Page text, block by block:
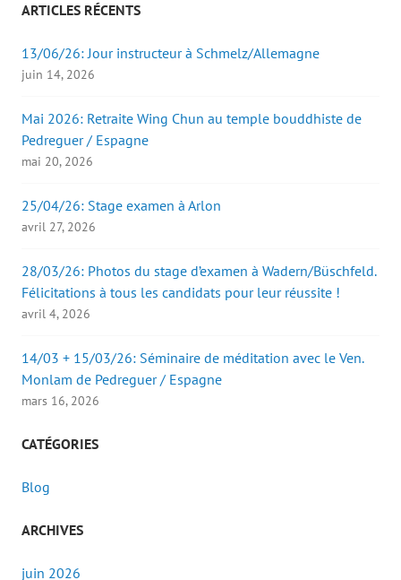
ARTICLES RÉCENTS
13/06/26: Jour instructeur à Schmelz/Allemagne
juin 14, 2026
Mai 2026: Retraite Wing Chun au temple bouddhiste de
Pedreguer / Espagne
mai 20, 2026
25/04/26: Stage examen à Arlon
avril 27, 2026
28/03/26: Photos du stage d’examen à Wadern/Büschfeld.
Félicitations à tous les candidats pour leur réussite !
avril 4, 2026
14/03 + 15/03/26: Séminaire de méditation avec le Ven.
Monlam de Pedreguer / Espagne
mars 16, 2026
CATÉGORIES
Blog
ARCHIVES
juin 2026